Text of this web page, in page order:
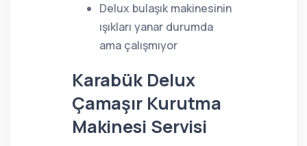
Delux bulaşık makinesinin
ışıkları yanar durumda
ama çalışmıyor
Karabük Delux
Çamaşır Kurutma
Makinesi Servisi